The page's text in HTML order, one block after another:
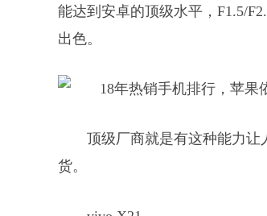
能达到安卓的顶级水平，F1.5/
出色。
顶级厂商就是有这种能力让
货。